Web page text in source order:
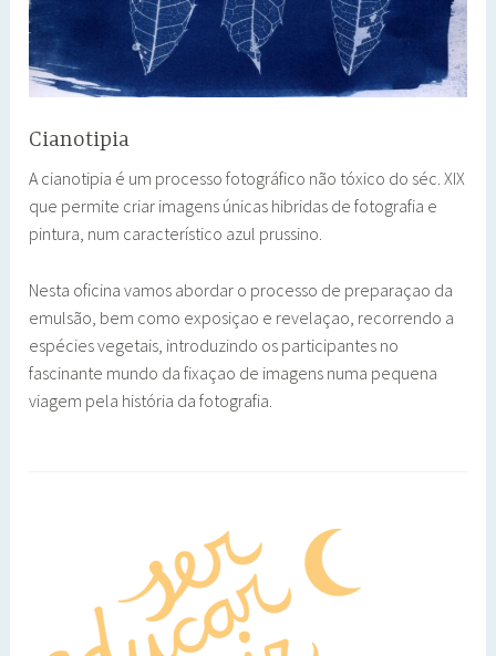
Cianotipia
A cianotipia é um processo fotográfico não tóxico do séc. XIX
que permite criar imagens únicas hibridas de fotografia e
pintura, num característico azul prussino.
Nesta oficina vamos abordar o processo de preparaçao da
emulsão, bem como exposiçao e revelaçao, recorrendo a
espécies vegetais, introduzindo os participantes no
fascinante mundo da fixaçao de imagens numa pequena
viagem pela história da fotografia.